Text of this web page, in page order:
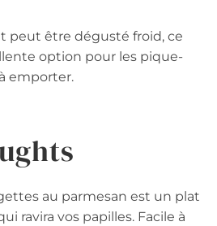
peut être dégusté froid, ce
option pour les pique-
emporter.
au parmesan est un plat
ravira vos papilles. Facile à